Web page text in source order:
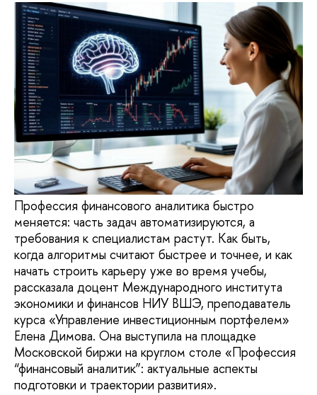
Профессия финансового аналитика быстро
меняется: часть задач автоматизируются, а
требования к специалистам растут. Как быть,
когда алгоритмы считают быстрее и точнее, и как
начать строить карьеру уже во время учебы,
рассказала доцент Международного института
экономики и финансов НИУ ВШЭ, преподаватель
курса «Управление инвестиционным портфелем»
Елена Димова. Она выступила на площадке
Московской биржи на круглом столе «Профессия
“финансовый аналитик”: актуальные аспекты
подготовки и траектории развития».